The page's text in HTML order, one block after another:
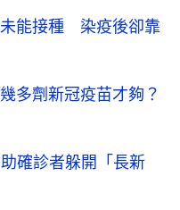
能接種 染疫後卻靠
多劑新冠疫苗才夠？
確診者躲開「長新